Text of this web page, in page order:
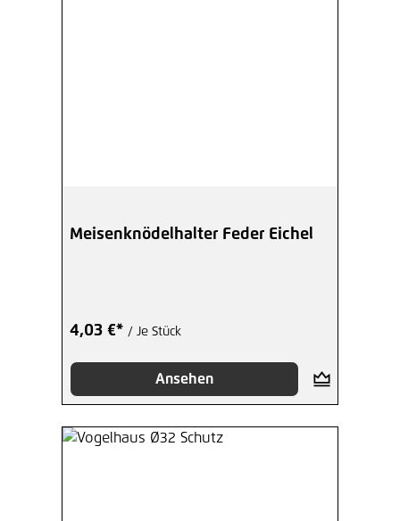
Meisenknödelhalter Feder Eichel
4,03 €* / Je Stück
Ansehen